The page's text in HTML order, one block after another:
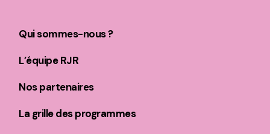
Qui sommes-nous ?
L’équipe RJR
Nos partenaires
La grille des programmes